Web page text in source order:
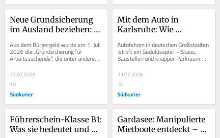
Neue Grundsicherung
im Ausland beziehen:
Aus dem Bürgergeld wurde am 1. Juli
2026 die „Grundsicherung für
Arbeitssuchende“, die unter anderem
schärfere Sanktionen für
Empfängerinnen...
23.07.2026
10
Südkurier
Mit dem Auto in
Karlsruhe: Wie
hier im Vergleich zu
anderen Städten?
Autofahren in deutschen Großstädten
ist oft ein Geduldsspiel – Staus,
Baustellen und knapper Parkraum
gehören vielerorts zum Alltag. Doch
für...
23.07.2026
10
Südkurier
Führerschein-Klasse B1:
Was sie bedeutet und
Gardasee: Manipulierte
Mietboote entdeckt –